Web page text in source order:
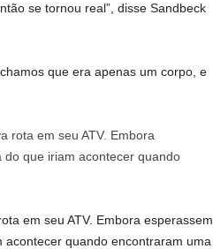
se tornou real”, disse Sandbeck
que era apenas um corpo, e
em seu ATV. Embora esperassem
quando encontraram uma